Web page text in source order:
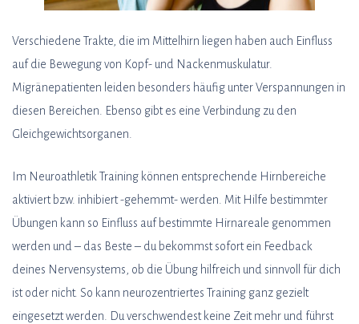
Verschiedene Trakte, die im Mittelhirn liegen haben auch Einfluss
auf die Bewegung von Kopf- und Nackenmuskulatur.
Migränepatienten leiden besonders häufig unter Verspannungen in
diesen Bereichen. Ebenso gibt es eine Verbindung zu den
Gleichgewichtsorganen.
Im Neuroathletik Training können entsprechende Hirnbereiche
aktiviert bzw. inhibiert -gehemmt- werden. Mit Hilfe bestimmter
Übungen kann so Einfluss auf bestimmte Hirnareale genommen
werden und – das Beste – du bekommst sofort ein Feedback
deines Nervensystems, ob die Übung hilfreich und sinnvoll für dich
ist oder nicht. So kann neurozentriertes Training ganz gezielt
eingesetzt werden. Du verschwendest keine Zeit mehr und führst